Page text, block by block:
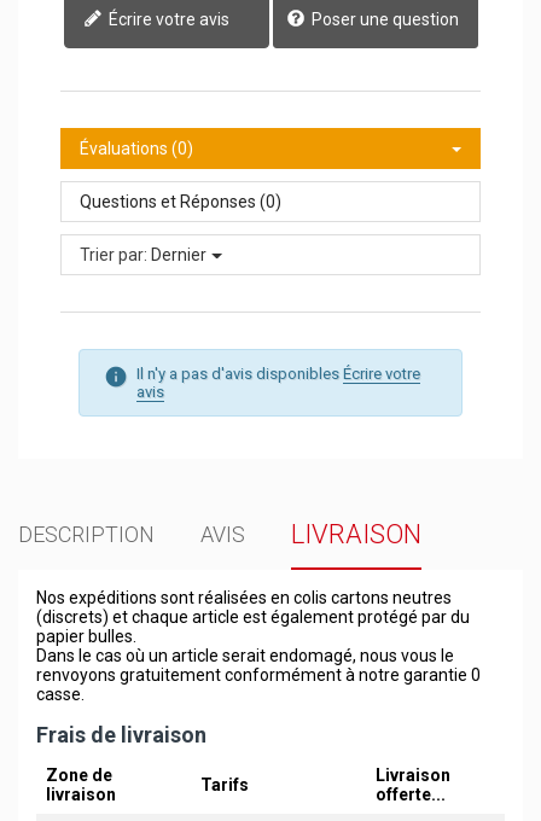
Écrire votre avis Poser une question
Évaluations (0)
Questions et Réponses (0)
Trier par: Dernier
Il n'y a pas d'avis disponibles Écrire votre
avis
DESCRIPTION AVIS LIVRAISON
Nos expéditions sont réalisées en colis cartons neutres
(discrets) et chaque article est également protégé par du
papier bulles.
Dans le cas où un article serait endomagé, nous vous le
renvoyons gratuitement conformément à notre garantie 0
casse.
Frais de livraison
Zone de
livraison
Tarifs
Livraison
offerte...